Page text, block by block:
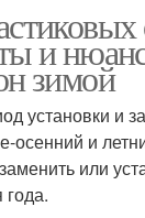
и
зимой
установки и
осенний и
или